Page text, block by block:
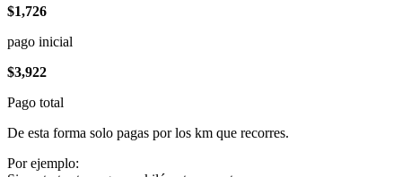
$1,726
pago inicial
$3,922
Pago total
De esta forma solo pagas por los km que recorres.
Por ejemplo: